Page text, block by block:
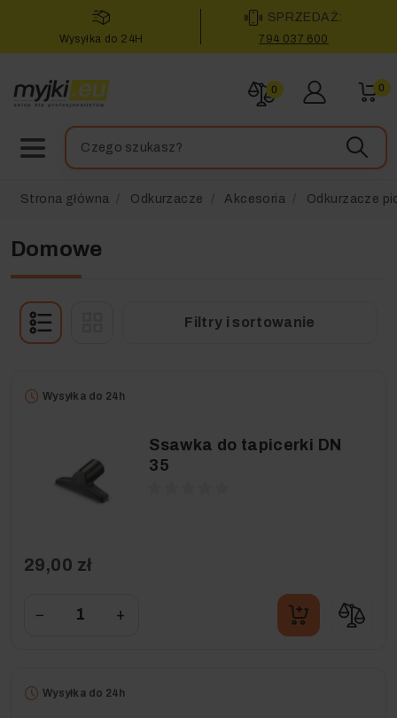
Wysyłka do 24H
SPRZEDAŻ:
794 037 600
0 0
Strona główna Odkurzacze Akcesoria Odkurzacze
Domowe
Filtry i sortowanie
Wysyłka do 24h
Ssawka do tapicerki DN
35
29,00 zł
− +
Wysyłka do 24h